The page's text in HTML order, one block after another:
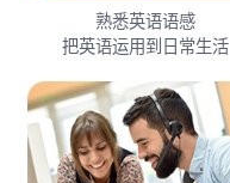
熟悉英语语感
把英语运用到日常生活